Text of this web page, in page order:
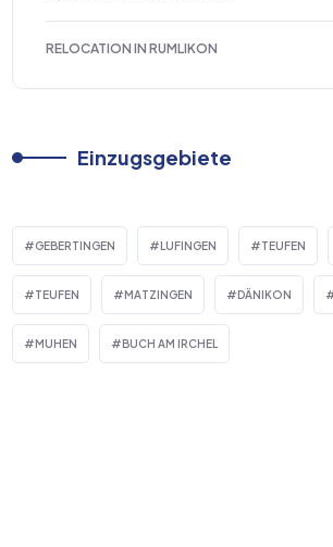
RELOCATION IN RUMLIKON
Einzugsgebiete
GEBERTINGEN LUFINGEN TEUFEN
TEUFEN MATZINGEN DÄNIKON
MUHEN BUCH AM IRCHEL